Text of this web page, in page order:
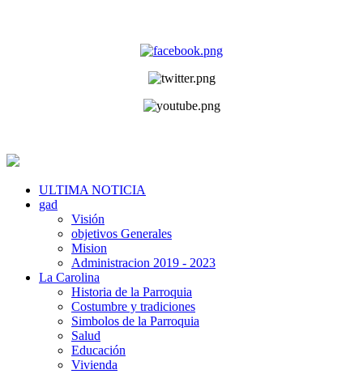
ULTIMA NOTICIA
gad
Visión
objetivos Generales
Mision
Administracion 2019 - 2023
La Carolina
Historia de la Parroquia
Costumbre y tradiciones
Simbolos de la Parroquia
Salud
Educación
Vivienda